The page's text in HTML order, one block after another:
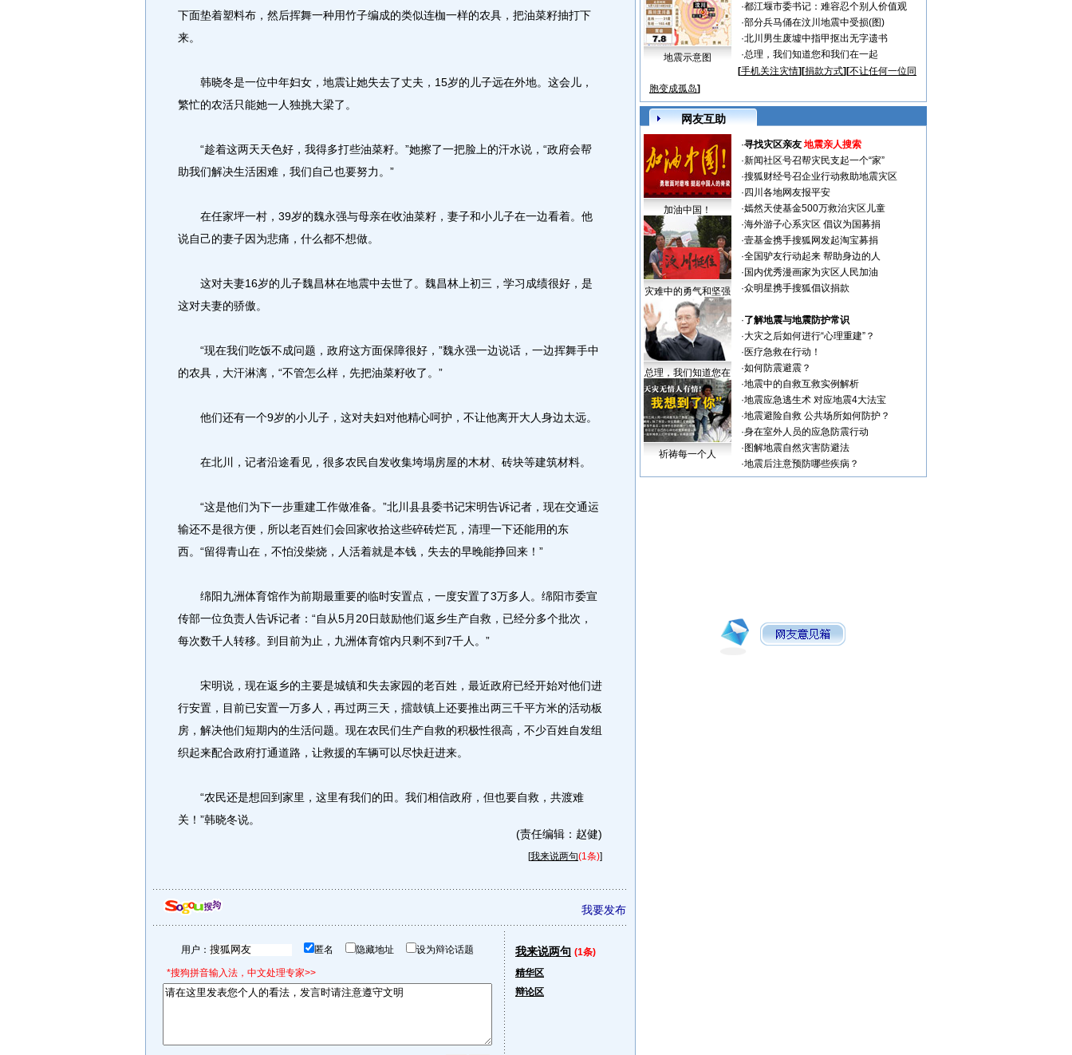
下面垫着塑料布，然后挥舞一种用竹子编成的类似连枷一样的农具，把油菜籽抽打下
来。
韩晓冬是一位中年妇女，地震让她失去了丈夫，15岁的儿子远在外地。这会儿，
繁忙的农活只能她一人独挑大梁了。
“趁着这两天天色好，我得多打些油菜籽。”她擦了一把脸上的汗水说，“政府会帮
助我们解决生活困难，我们自己也要努力。”
在任家坪一村，39岁的魏永强与母亲在收油菜籽，妻子和小儿子在一边看着。他
说自己的妻子因为悲痛，什么都不想做。
这对夫妻16岁的儿子魏昌林在地震中去世了。魏昌林上初三，学习成绩很好，是
这对夫妻的骄傲。
“现在我们吃饭不成问题，政府这方面保障很好，”魏永强一边说话，一边挥舞手中
的农具，大汗淋漓，“不管怎么样，先把油菜籽收了。”
他们还有一个9岁的小儿子，这对夫妇对他精心呵护，不让他离开大人身边太远。
在北川，记者沿途看见，很多农民自发收集垮塌房屋的木材、砖块等建筑材料。
“这是他们为下一步重建工作做准备。”北川县县委书记宋明告诉记者，现在交通运
输还不是很方便，所以老百姓们会回家收拾这些碎砖烂瓦，清理一下还能用的东
西。“留得青山在，不怕没柴烧，人活着就是本钱，失去的早晚能挣回来！”
绵阳九洲体育馆作为前期最重要的临时安置点，一度安置了3万多人。绵阳市委宣
传部一位负责人告诉记者：“自从5月20日鼓励他们返乡生产自救，已经分多个批次，
每次数千人转移。到目前为止，九洲体育馆内只剩不到7千人。”
宋明说，现在返乡的主要是城镇和失去家园的老百姓，最近政府已经开始对他们进
行安置，目前已安置一万多人，再过两三天，擂鼓镇上还要推出两三千平方米的活动板
房，解决他们短期内的生活问题。现在农民们生产自救的积极性很高，不少百姓自发组
织起来配合政府打通道路，让救援的车辆可以尽快赶进来。
“农民还是想回到家里，这里有我们的田。我们相信政府，但也要自救，共渡难
关！”韩晓冬说。
(责任编辑：赵健)
[我来说两句(1条)]
我要发布
用户： 匿名 隐藏地址 设为辩论话题
*搜狗拼音输入法，中文处理专家>>
我来说两句 (1条)
精华区
辩论区
地震示意图
·都江堰市委书记：难容忍个别人价值观
·部分兵马俑在汶川地震中受损(图)
·北川男生废墟中指甲抠出无字遗书
·总理，我们知道您和我们在一起
[手机关注灾情][捐款方式][不让任何一位同
胞变成孤岛]
网友互助
加油中国！
灾难中的勇气和坚强
总理，我们知道您在
祈祷每一个人
·寻找灾区亲友 地震亲人搜索
·新闻社区号召帮灾民支起一个“家”
·搜狐财经号召企业行动救助地震灾区
· 四川各地网友报平安
·嫣然天使基金500万救治灾区儿童
·海外游子心系灾区 倡议为国募捐
·壹基金携手搜狐网发起淘宝募捐
·全国驴友行动起来 帮助身边的人
· 国内优秀漫画家为灾区人民加油
·众明星携手搜狐倡议捐款
·了解地震与地震防护常识
·大灾之后如何进行“心理重建”？
· 医疗急救在行动！
·如何防震避震？
·地震中的自救互救实例解析
·地震应急逃生术 对应地震4大法宝
·地震避险自救 公共场所如何防护？
·身在室外人员的应急防震行动
· 图解地震自然灾害防避法
·地震后注意预防哪些疾病？